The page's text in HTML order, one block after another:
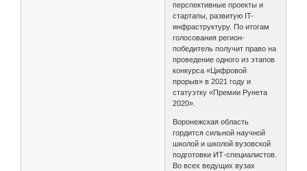
перспективные проекты и
стартапы, развитую IT-
инфраструктуру. По итогам
голосования регион-
победитель получит право на
проведение одного из этапов
конкурса «Цифровой
прорыв» в 2021 году и
статуэтку «Премии Рунета
2020».
Воронежская область
гордится сильной научной
школой и школой вузовской
подготовки ИТ-специалистов.
Во всех ведущих вузах